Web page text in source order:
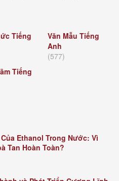
Tiếng
Tiếng
Văn Mẫu Tiếng
Anh
(577)
Ethanol Trong Nước: Vì
Tan Hoàn Toàn?